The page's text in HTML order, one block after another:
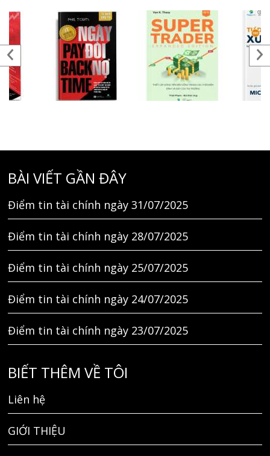
BÀI VIẾT GẦN ĐÂY
Điểm tin tài chính ngày 31/07/2025
Điểm tin tài chính ngày 28/07/2025
Điểm tin tài chính ngày 25/07/2025
Điểm tin tài chính ngày 24/07/2025
Điểm tin tài chính ngày 23/07/2025
BIẾT THÊM VỀ TÔI
Liên hệ
GIỚI THIỆU